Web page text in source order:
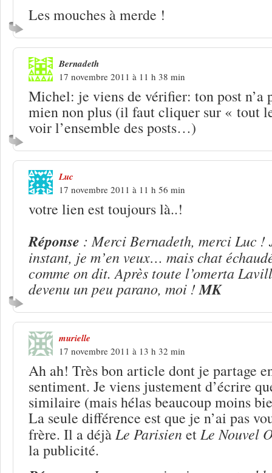
Les mouches à merde !
Bernadeth
17 novembre 2011 à 11 h 38 min
Michel: je viens de vérifier: ton post n’a
mien non plus (il faut cliquer sur « tout
voir l’ensemble des posts…)
Luc
17 novembre 2011 à 11 h 56 min
votre lien est toujours là..!
Réponse : Merci Bernadeth, merci Luc !
instant, je m’en veux… mais chat
comme on dit. Après toute l’omerta
devenu un peu parano, moi !MK
murielle
17 novembre 2011 à 13 h 32 min
Ah ah! Très bon article dont je partage
sentiment. Je viens justement d’écrire
similaire (mais hélas beaucoup moins
La seule différence est que je n’ai pas
frère. Il a déjà Le Parisienet Le Nouvel
la publicité.